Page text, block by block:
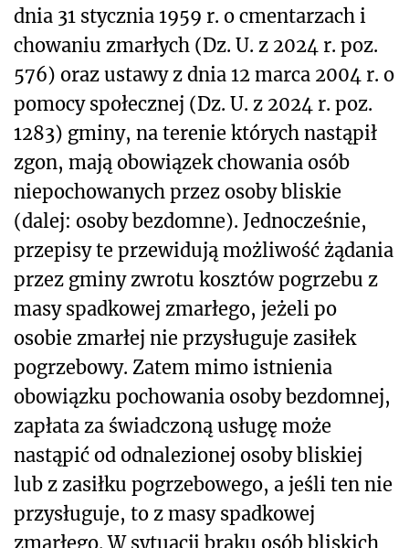
dnia 31 stycznia 1959 r. o cmentarzach i
chowaniu zmarłych (Dz. U. z 2024 r. poz.
576) oraz ustawy z dnia 12 marca 2004 r. o
pomocy społecznej (Dz. U. z 2024 r. poz.
1283) gminy, na terenie których nastąpił
zgon, mają obowiązek chowania osób
niepochowanych przez osoby bliskie
(dalej: osoby bezdomne). Jednocześnie,
przepisy te przewidują możliwość żądania
przez gminy zwrotu kosztów pogrzebu z
masy spadkowej zmarłego, jeżeli po
osobie zmarłej nie przysługuje zasiłek
pogrzebowy. Zatem mimo istnienia
obowiązku pochowania osoby bezdomnej,
zapłata za świadczoną usługę może
nastąpić od odnalezionej osoby bliskiej
lub z zasiłku pogrzebowego, a jeśli ten nie
przysługuje, to z masy spadkowej
zmarłego. W sytuacji braku osób bliskich